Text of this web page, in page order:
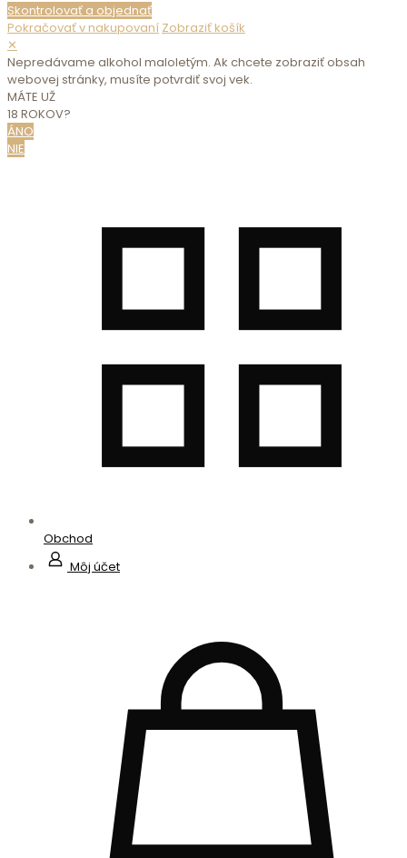
Skontrolovať a objednať
Pokračovať v nakupovaní Zobraziť košík
✕
Nepredávame alkohol maloletým. Ak chcete zobraziť obsah
webovej stránky, musíte potvrdiť svoj vek.
MÁTE UŽ
18 ROKOV?
ÁNO
NIE
Obchod
Môj účet